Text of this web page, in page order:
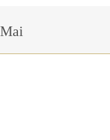
sich hier: